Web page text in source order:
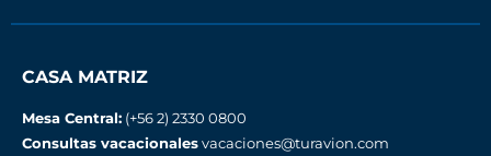
CASA MATRIZ
Mesa Central: (+56 2) 2330 0800
Consultas vacacionalesvacaciones@turavion.com